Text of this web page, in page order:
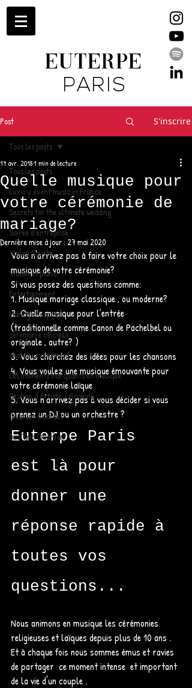
EUTERPE
PARIS
Post S'inscrire
Tous les posts
Luxury event music in France
Secrets for the ultimate wedding
Soirée d'entreprise
Violon Soliste
Violon et piano
Entertainment
Mariage Proposal
cérémonie officielle
chateau evenement
Les moments marquants en musique
Gestion d'Artiste / Booking
Quatuor à cordes
Duo Trio Quatuor
Tous les posts
Quelle musique pour
votre cérémonie de
mariage?
17 avr. 20181 min de lecture
Dernière mise à jour : 27 mai 2020
Vous n'arrivez pas à faire votre choix pour le
musique de votre cérémonie?
Si vous posez des questions comme:
1. Musique mariage classique , ou moderne?
2. Quelle musique pour l’entrée
(traditionnelle comme Canon de Pachelbel ou
originale , autre? )
3. Vous cherchez des idées pour les chansons
4. Vous voulez une musique émouvante pour
votre cérémonie laïque
5. Vous n'arrivez pas à vous décider si vous
prenez un DJ ou un orchestre ?
Euterpe Paris
est là pour
donner une
réponse rapide à
toutes vos
questions...
Nous animons en musique les cérémonies
religieuses et laïques depuis plus de 10 ans .
Et à chaque fois nous sommes émus et ravies
de partager  ce moment intense  et important
de la vie d'un couple .